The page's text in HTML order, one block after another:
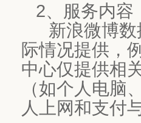
2、服务内容
新浪微博数
际情况提供，
中心仅提供相
（如个人电
人上网和支付